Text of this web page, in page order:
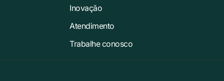
Inovação
Atendimento
Trabalhe conosco